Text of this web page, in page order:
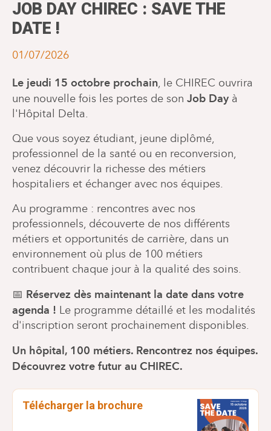
JOB DAY CHIREC : SAVE THE
DATE !
01/07/2026
Le jeudi 15 octobre prochain, le CHIREC ouvrira
une nouvelle fois les portes de son Job Day à
l'Hôpital Delta.
Que vous soyez étudiant, jeune diplômé,
professionnel de la santé ou en reconversion,
venez découvrir la richesse des métiers
hospitaliers et échanger avec nos équipes.
Au programme : rencontres avec nos
professionnels, découverte de nos différents
métiers et opportunités de carrière, dans un
environnement où plus de 100 métiers
contribuent chaque jour à la qualité des soins.
📅 Réservez dès maintenant la date dans votre
agenda ! Le programme détaillé et les modalités
d'inscription seront prochainement disponibles.
Un hôpital, 100 métiers. Rencontrez nos équipes.
Découvrez votre futur au CHIREC.
Télécharger la brochure